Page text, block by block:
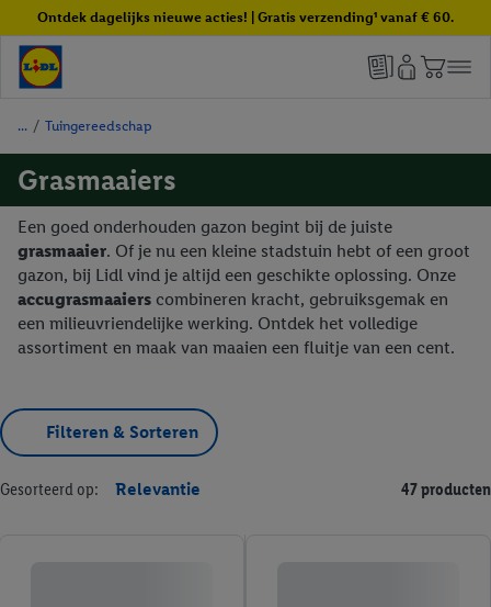
Ontdek dagelijks nieuwe acties! | Gratis verzending¹ vanaf € 60.
/ Tuingereedschap
Grasmaaiers
Een goed onderhouden gazon begint bij de juiste
grasmaaier. Of je nu een kleine stadstuin hebt of een groot
gazon, bij Lidl vind je altijd een geschikte oplossing. Onze
accugrasmaaiers combineren kracht, gebruiksgemak en
een milieuvriendelijke werking. Ontdek het volledige
assortiment en maak van maaien een fluitje van een cent.
Filteren & Sorteren
Gesorteerd op: Relevantie 47 producten